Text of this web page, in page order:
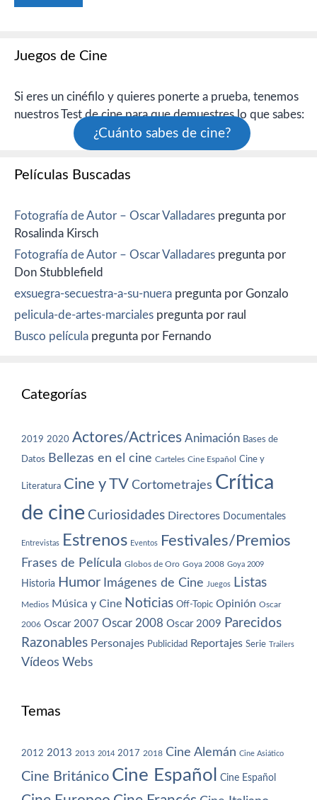
Juegos de Cine
Si eres un cinéfilo y quieres ponerte a prueba, tenemos
nuestros Test de cine para que demuestres lo que sabes:
¿Cuánto sabes de cine?
Películas Buscadas
Fotografía de Autor – Oscar Valladares pregunta por
Rosalinda Kirsch
Fotografía de Autor – Oscar Valladares pregunta por
Don Stubblefield
exsuegra-secuestra-a-su-nuera pregunta por Gonzalo
pelicula-de-artes-marciales pregunta por raul
Busco película pregunta por Fernando
Categorías
2019 2020 Actores/Actrices Animación Bases de
Datos Bellezas en el cine Carteles Cine Español Cine y
Literatura Cine y TV Cortometrajes Crítica
de cine Curiosidades Directores Documentales
Entrevistas Estrenos Eventos Festivales/Premios
Frases de Película Globos de Oro Goya 2008 Goya 2009
Historia Humor Imágenes de Cine Juegos Listas
Medios Música y Cine Noticias Off-Topic Opinión Oscar
2006 Oscar 2007 Oscar 2008 Oscar 2009 Parecidos
Razonables Personajes Publicidad Reportajes Serie Trailers
Vídeos Webs
Temas
2012 2013 2013 2014 2017 2018 Cine Alemán Cine Asiático
Cine Británico Cine Español Cine Español